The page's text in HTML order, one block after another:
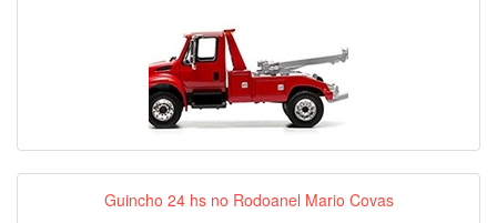
Guincho 24 hs no Rodoanel Mario Covas